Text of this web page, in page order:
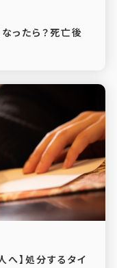
ったら？死亡後
へ】処分するタイ